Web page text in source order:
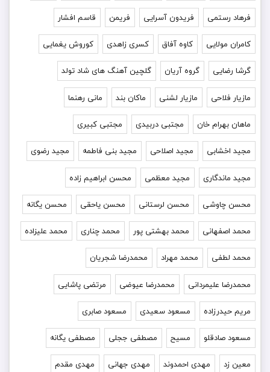
فرهاد رستمی فریدون آسرایی فریمن قاسم افشار
کامران مولایی کاوه آفاق کسری زاهدی کوروش یغمایی
گرشا رضایی گروه آریان گلچین آهنگ های شاد تولد
مازیار فلاحی مازیار لشنی ماکان بند مانی رهنما
ماهان بهرام خان مجتبی دربیدی مجتبی کبیری
مجید اخشابی مجید اصلاحی مجید بنی فاطمه مجید رضوی
مجید ماندگاری مجید معظمی محسن ابراهیم زاده
محسن چاوشی محسن لرستانی محسن یاحقی محسن یگانه
محمد اصفهانی محمد بهشتی پور محمد چناری محمد علیزاده
محمد لطفی محمد مهراد محمدرضا شجریان
محمدرضا علیمردانی محمدرضا عیوضی مرتضی پاشایی
مریم حیدرزاده مسعود سعیدی مسعود صابری
مسعود صادقلو مسیح مصطفی ججلی مصطفی یگانه
معین زد مهدی احمدوند مهدی جهانی مهدی مقدم